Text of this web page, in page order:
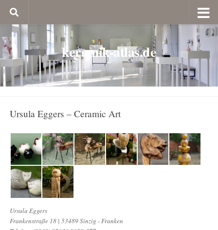
keramik-atlas.de
Ursula Eggers – Ceramic Art
Ursula Eggers
Frankenstraße 18 | 53489 Sinzig - Franken